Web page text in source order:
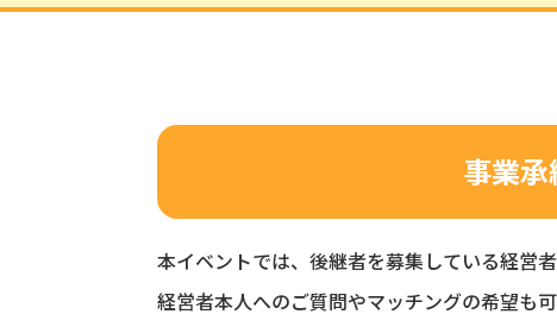
事業
本イベントでは、後継者を募集している経営
経営者本人へのご質問やマッチングの希望も